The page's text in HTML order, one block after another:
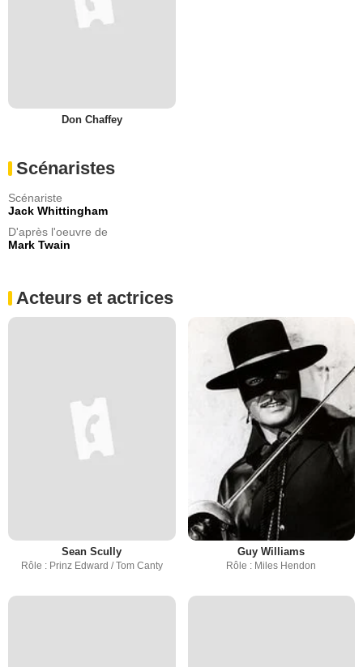
Don Chaffey
Scénaristes
Scénariste
Jack Whittingham
D'après l'oeuvre de
Mark Twain
Acteurs et actrices
Sean Scully
Rôle : Prinz Edward / Tom Canty
Guy Williams
Rôle : Miles Hendon